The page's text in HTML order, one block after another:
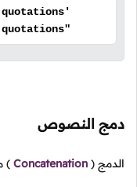
دمج النصوص
الدمج (
Concatenation
)